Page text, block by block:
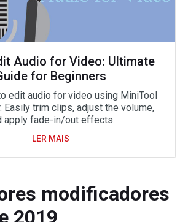
Audio for Video: Ultimate
for Beginners
edit audio for video using MiniTool
Easily trim clips, adjust the volume,
apply fade-in/out effects.
LER MAIS
modificadores
2019